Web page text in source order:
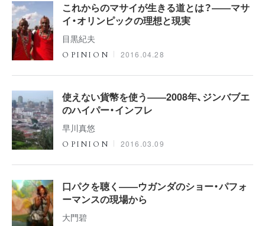
これからのマサイが生きる道とは？――マサ
イ・オリンピックの理想と現実
目黒紀夫
OPINION 2016.04.28
使えない貨幣を使う――2008年、ジンバブエ
のハイパー・インフレ
早川真悠
OPINION 2016.03.09
口パクを聴く――ウガンダのショー・パフォ
ーマンスの現場から
大門碧